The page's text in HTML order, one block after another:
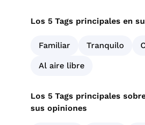
Los 5 Tags principales en
Familiar Tranquilo
Al aire libre
Los 5 Tags principales
sus opiniones